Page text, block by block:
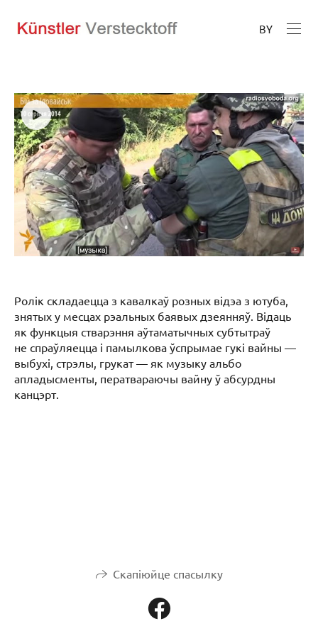
BY
Ролік складаецца з кавалкаў розных відэа з ютуба,
знятых у месцах рэальных баявых дзеянняў. Відаць
як функцыя стварэння аўтаматычных субтытраў
не спраўляецца і памылкова ўспрымае гукі вайны —
выбухі, стрэлы, грукат — як музыку альбо
апладысменты, ператвараючы вайну ў абсурдны
канцэрт.
Скапіюйце спасылку